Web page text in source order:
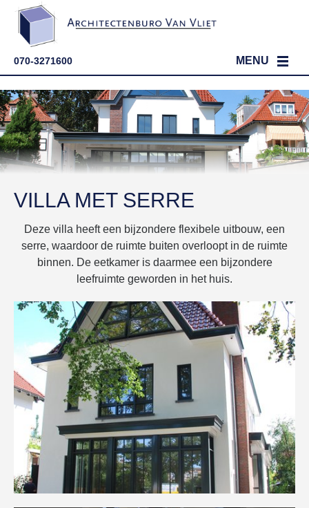
070-3271600 MENU
HOME
PARTICULIER
PORTFOLIO
ZAKELIJK
VERGUNNINGEN
KAVEL KOPEN?
STAPPENPLAN
DE ARCHITECT
ONS TEAM
NIEUWS, VACATURES, WEETJES, ETC..
CONTACT
VILLA MET SERRE
Deze villa heeft een bijzondere flexibele uitbouw, een
serre, waardoor de ruimte buiten overloopt in de ruimte
binnen. De eetkamer is daarmee een bijzondere
leefruimte geworden in het huis.